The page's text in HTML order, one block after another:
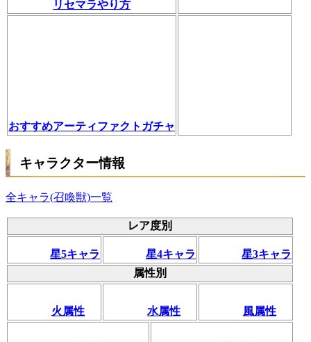
リセマラやり方
おすすめアーティファクトガチャ
キャラクター情報
全キャラ(召喚獣)一覧
レア度別
星5キャラ 星4キャラ
星3キャラ
属性別
火属性 水属性 風属性